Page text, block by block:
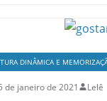
DINÂMICA E
de janeiro de 2021 Lelê